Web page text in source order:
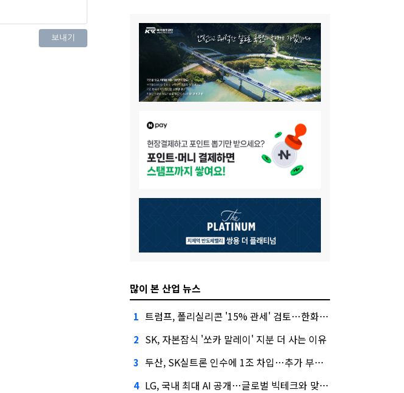
많이 본 산업 뉴스
1 트럼프, 폴리실리콘 '15% 관세' 검토…한화큐셀·OCI 영향은?
2 SK, 자본잠식 '쏘카 말레이' 지분 더 사는 이유
3 두산, SK실트론 인수에 1조 차입…추가 부담은?
4 LG, 국내 최대 AI 공개…글로벌 빅테크와 맞붙는다